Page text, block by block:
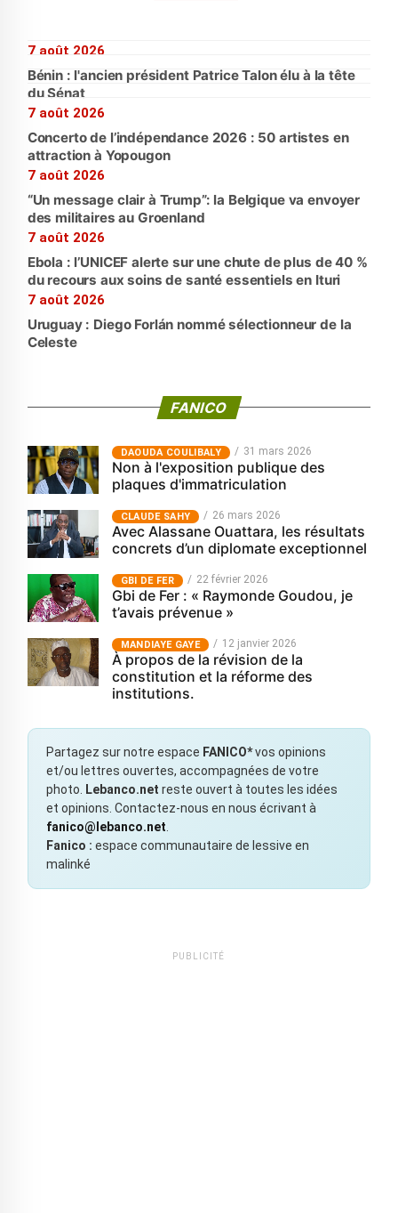
7 août 2026
Bénin : l'ancien président Patrice Talon élu à la tête
du Sénat
7 août 2026
Concerto de l’indépendance 2026 : 50 artistes en
attraction à Yopougon
7 août 2026
“Un message clair à Trump”: la Belgique va envoyer
des militaires au Groenland
7 août 2026
Ebola : l’UNICEF alerte sur une chute de plus de 40 %
du recours aux soins de santé essentiels en Ituri
7 août 2026
Uruguay : Diego Forlán nommé sélectionneur de la
Celeste
FANICO
‎DAOUDA COULIBALY 31 mars 2026
Non à l'exposition publique des
plaques d'immatriculation
CLAUDE SAHY 26 mars 2026
Avec Alassane Ouattara, les résultats
concrets d’un diplomate exceptionnel
GBI DE FER 22 février 2026
Gbi de Fer : « Raymonde Goudou, je
t’avais prévenue »
MANDIAYE GAYE 12 janvier 2026
À propos de la révision de la
constitution et la réforme des
institutions.
Partagez sur notre espace FANICO*vos opinions
et/ou lettres ouvertes, accompagnées de votre
photo.
Lebanco.net reste ouvert à toutes les idées
et opinions. Contactez-nous en nous écrivant à
fanico@lebanco.net
Fanico : espace communautaire de lessive en
malinké
PUBLICITÉ